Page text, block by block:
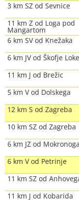
3 km SZ od Sevnice
11 km Z od Loga pod
Mangartom
6 km SV od Knežaka
6 km JV od Škofje Loke
11 km J od Brežic
5 km V od Dolskega
12 km S od Zagreba
10 km SZ od Zagreba
6 km JZ od Mokronoga
6 km V od Petrinje
11 km SZ od
11 km J od Kobarida